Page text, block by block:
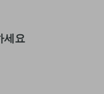
세요